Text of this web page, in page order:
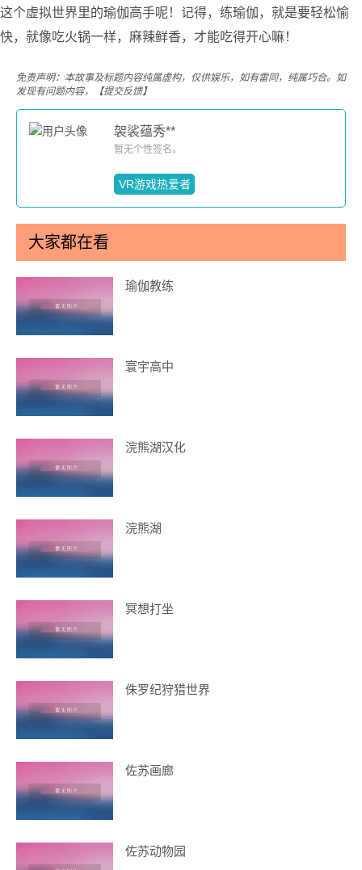
这个虚拟世界里的瑜伽高手呢！记得，练瑜伽，就是要轻松愉
快，就像吃火锅一样，麻辣鲜香，才能吃得开心嘛！
免责声明：本故事及标题内容纯属虚构，仅供娱乐，如有雷同，纯属巧合。如
发现有问题内容，
【提交反馈】
袈裟蕴秀**
暂无个性签名。
VR游戏热爱者
大家都在看
瑜伽教练
寰宇高中
浣熊湖汉化
浣熊湖
冥想打坐
侏罗纪狩猎世界
佐苏画廊
佐苏动物园